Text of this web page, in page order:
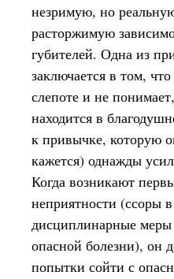
незримую, но
расторжимую
губителей. Одна из
заключается в том,
слепоте и не
находится в
к привычке, которую
кажется) однажды
Когда возникают
неприятности (ссоры
дисциплинарные
опасной болезни), он
попытки сойти с